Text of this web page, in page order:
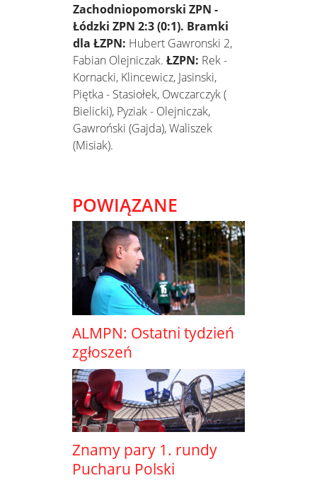
Zachodniopomorski ZPN -
Łódzki ZPN 2:3 (0:1). Bramki
dla ŁZPN: Hubert Gawronski 2,
Fabian Olejniczak. ŁZPN: Rek -
Kornacki, Klincewicz, Jasinski,
Piętka - Stasiołek, Owczarczyk (
Bielicki), Pyziak - Olejniczak,
Gawroński (Gajda), Waliszek
(Misiak).
POWIĄZANE
ALMPN: Ostatni tydzień
zgłoszeń
Znamy pary 1. rundy
Pucharu Polski